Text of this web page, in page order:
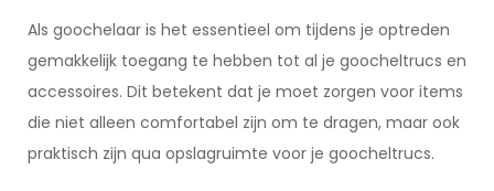
Als goochelaar is het essentieel om tijdens je optreden
gemakkelijk toegang te hebben tot al je goocheltrucs en
accessoires. Dit betekent dat je moet zorgen voor items
die niet alleen comfortabel zijn om te dragen, maar ook
praktisch zijn qua opslagruimte voor je goocheltrucs.